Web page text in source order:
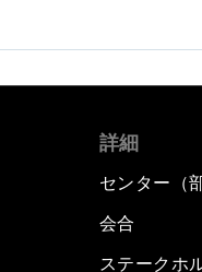
詳細
センター（
会合
ステークホ